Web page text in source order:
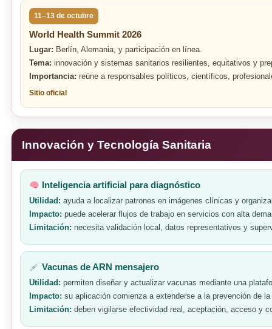
11–13 de octubre
World Health Summit 2026
Lugar: Berlín, Alemania, y participación en línea.
Tema: innovación y sistemas sanitarios resilientes, equitativos y
Importancia: reúne a responsables políticos, científicos,
Sitio oficial
Innovación y Tecnología Sanitaria
Inteligencia artificial para diagnóstico
Utilidad: ayuda a localizar patrones en imágenes clínicas y
Impacto: puede acelerar flujos de trabajo en servicios con alta
Limitación: necesita validación local, datos representativos y
Vacunas de ARN mensajero
Utilidad: permiten diseñar y actualizar vacunas mediante una
Impacto: su aplicación comienza a extenderse a la prevención de
Limitación: deben vigilarse efectividad real, aceptación, acceso y